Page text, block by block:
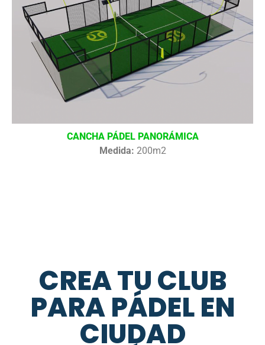
CANCHA PÁDEL PANORÁMICA
Medida: 200m2
CREA TU CLUB
PARA PÁDEL EN
CIUDAD